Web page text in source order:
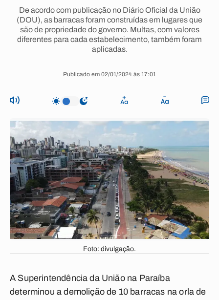
De acordo com publicação no Diário Oficial da União
(DOU), as barracas foram construídas em lugares que
são de propriedade do governo. Multas, com valores
diferentes para cada estabelecimento, também foram
aplicadas.
Publicado em 02/01/2024 às 17:01
Foto: divulgação.
A Superintendência da União na Paraíba
determinou a demolição de 10 barracas na orla de